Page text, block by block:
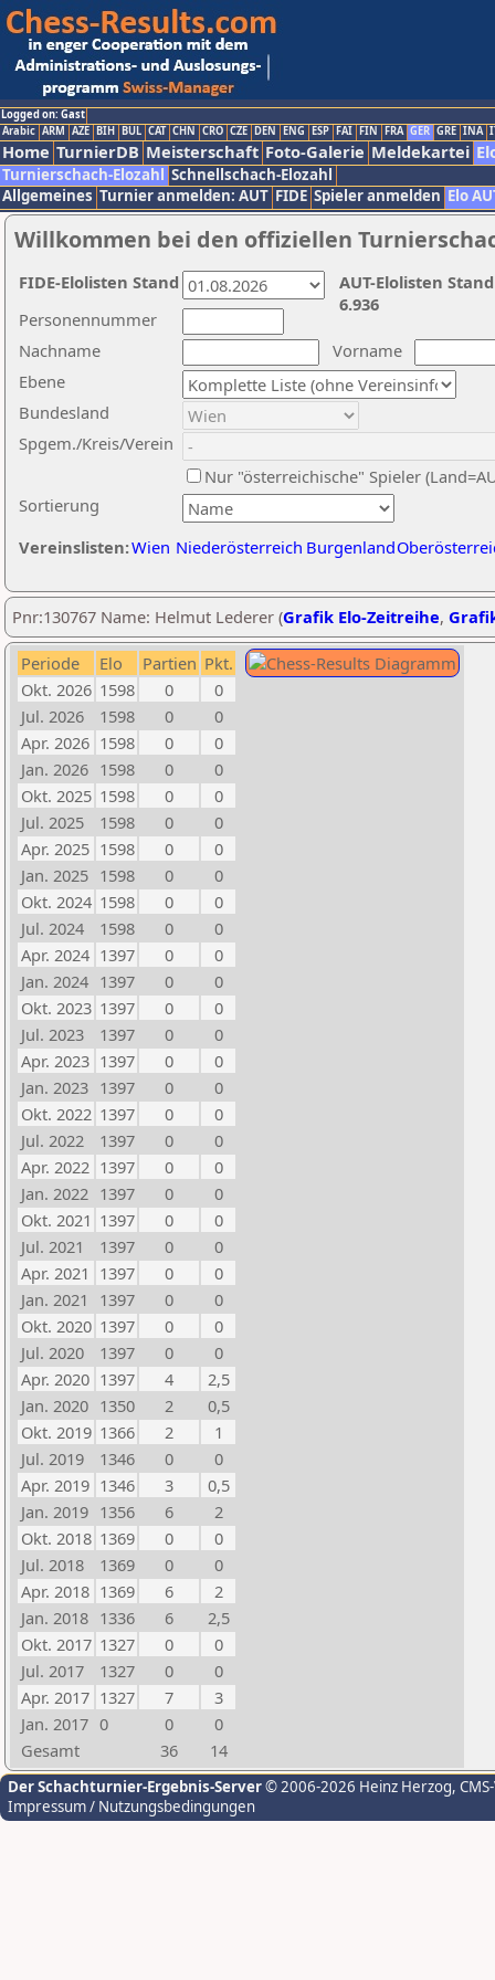
Logged on: Gast
Arabic ARM AZE BIH BUL CAT CHN CRO CZE DEN ENG ESP FAI FIN FRA GER GRE INA
Home TurnierDB Meisterschaft Foto-Galerie Meldekartei
Turnierschach-Elozahl Schnellschach-Elozahl
Allgemeines Turnier anmelden: AUT FIDE Spieler anmelden Elo
Willkommen bei den offiziellen
Nachname
Vorname
Ebene
Sortierung
Personennummer
Bundesland
Spgem./Kreis/Verein
Nur "österreichische" Spieler
Vereinslisten:Wien Niederösterreich Burgenland
AUT-Elolisten
6.936
FIDE-Elolisten Stand
Pnr:130767 Name: Helmut Lederer (Grafik Elo-Zeitreihe,
Periode Elo Partien Pkt.
Okt. 2026 1598 0
0
Jul. 2026
1598 0
0
Apr. 2026 1598 0
0
Jan. 2026 1598 0
0
Okt. 2025 1598 0
0
Jul. 2025
1598 0
0
Apr. 2025 1598 0
0
Jan. 2025 1598 0
0
Okt. 2024 1598 0
0
Jul. 2024
1598 0
0
Apr. 2024 1397 0
0
Jan. 2024 1397 0
0
Okt. 2023 1397 0
0
Jul. 2023
1397 0
0
Apr. 2023 1397 0
0
Jan. 2023 1397 0
0
Okt. 2022 1397 0
0
Jul. 2022
1397 0
0
Apr. 2022 1397 0
0
Jan. 2022 1397 0
0
Okt. 2021 1397 0
0
Jul. 2021
1397 0
0
Apr. 2021 1397 0
0
Jan. 2021
1397 0
0
Okt. 2020 1397 0
0
Jul. 2020
1397 0
0
Apr. 2020 1397 4
2,5
Jan. 2020 1350 2
0,5
Okt. 2019 1366 2
1
Jul. 2019
1346 0
0
Apr. 2019 1346 3
0,5
Jan. 2019 1356 6
2
Okt. 2018 1369 0
0
Jul. 2018
1369 0
0
Apr. 2018 1369 6
2
Jan. 2018 1336 6
2,5
Okt. 2017 1327 0
0
Jul. 2017
1327 0
0
Apr. 2017 1327 7
3
Jan. 2017 0 0
0
Gesamt
36 14
Der Schachturnier-Ergebnis-Server© 2006-2026 Heinz Herzog,
Impressum / Nutzungsbedingungen